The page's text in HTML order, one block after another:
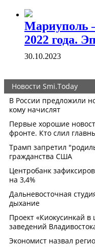
Мариуполь
2022 года.
30.10.2023